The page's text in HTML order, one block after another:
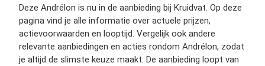
Deze Andrélon is nu in de aanbieding bij Kruidvat. Op deze
pagina vind je alle informatie over actuele prijzen,
actievoorwaarden en looptijd. Vergelijk ook andere
relevante aanbiedingen en acties rondom Andrélon, zodat
je altijd de slimste keuze maakt. De aanbieding loopt van